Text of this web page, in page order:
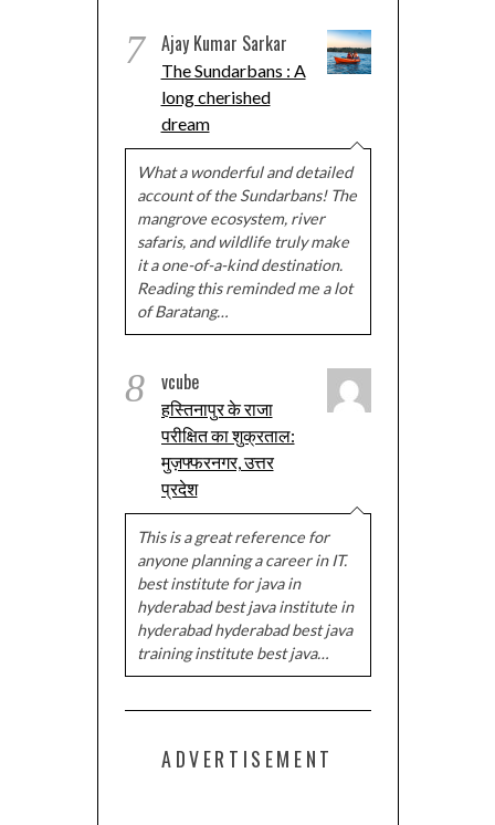
7 Ajay Kumar Sarkar
The Sundarbans : A
long cherished
dream
What a wonderful and detailed
account of the Sundarbans! The
mangrove ecosystem, river
safaris, and wildlife truly make
it a one-of-a-kind destination.
Reading this reminded me a lot
of Baratang…
8 vcube
हस्तिनापुर के राजा
परीक्षित का शुक्रताल:
मुज़फ्फरनगर, उत्तर
प्रदेश
This is a great reference for
anyone planning a career in IT.
best institute for java in
hyderabad best java institute in
hyderabad hyderabad best java
training institute best java…
ADVERTISEMENT